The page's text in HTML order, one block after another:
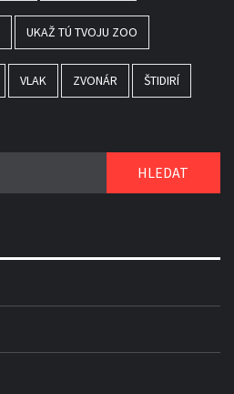
UKAŽ TÚ TVOJU ZOO
VLAK ZVONÁR ŠTIDIRÍ